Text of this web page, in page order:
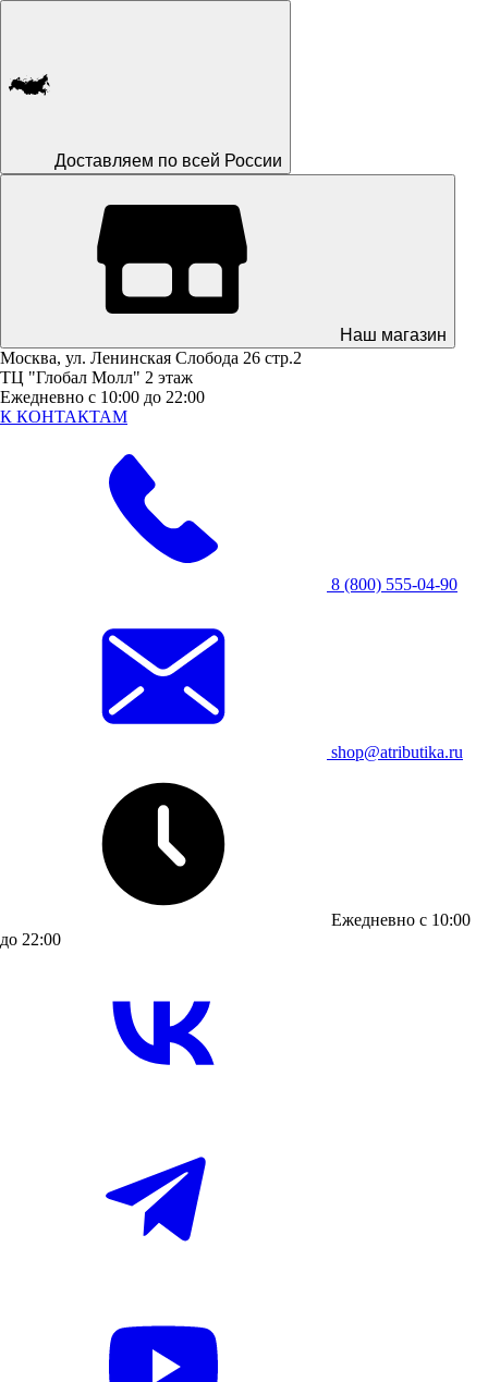
Доставляем по всей России
Наш магазин
Москва, ул. Ленинская Слобода 26 стр.2
ТЦ "Глобал Молл" 2 этаж
Ежедневно с 10:00 до 22:00
К КОНТАКТАМ
8 (800) 555-04-90
shop@atributika.ru
Ежедневно с 10:00
до 22:00